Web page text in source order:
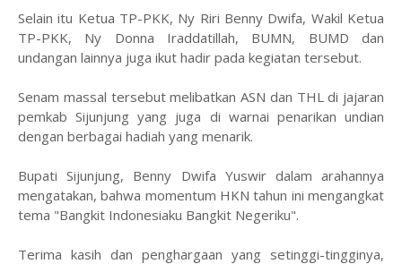
Selain itu Ketua TP-PKK, Ny Riri Benny Dwifa, Wakil Ketua
TP-PKK, Ny Donna Iraddatillah, BUMN, BUMD dan
undangan lainnya juga ikut hadir pada kegiatan tersebut.
Senam massal tersebut melibatkan ASN dan THL di jajaran
pemkab Sijunjung yang juga di warnai penarikan undian
dengan berbagai hadiah yang menarik.
Bupati Sijunjung, Benny Dwifa Yuswir dalam arahannya
mengatakan, bahwa momentum HKN tahun ini mengangkat
tema "Bangkit Indonesiaku Bangkit Negeriku".
Terima kasih dan penghargaan yang setinggi-tingginya,